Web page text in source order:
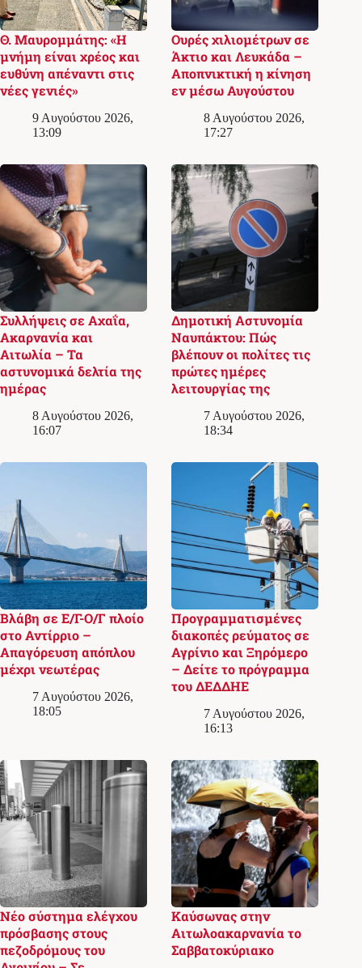
Θ. Μαυρομμάτης: «Η
μνήμη είναι χρέος και
ευθύνη απέναντι στις
νέες γενιές»
9 Αυγούστου 2026,
13:09
Ουρές χιλιομέτρων σε
Άκτιο και Λευκάδα –
Αποπνικτική η κίνηση
εν μέσω Αυγούστου
8 Αυγούστου 2026,
17:27
Συλλήψεις σε Αχαΐα,
Ακαρνανία και
Αιτωλία – Τα
αστυνομικά δελτία της
ημέρας
8 Αυγούστου 2026,
16:07
Δημοτική Αστυνομία
Ναυπάκτου: Πώς
βλέπουν οι πολίτες τις
πρώτες ημέρες
λειτουργίας της
7 Αυγούστου 2026,
18:34
Βλάβη σε Ε/Γ-Ο/Γ πλοίο
στο Αντίρριο –
Απαγόρευση απόπλου
μέχρι νεωτέρας
7 Αυγούστου 2026,
18:05
Προγραμματισμένες
διακοπές ρεύματος σε
Αγρίνιο και Ξηρόμερο
– Δείτε το πρόγραμμα
του ΔΕΔΔΗΕ
7 Αυγούστου 2026,
16:13
Νέο σύστημα ελέγχου
πρόσβασης στους
πεζοδρόμους του
Καύσωνας στην
Αιτωλοακαρνανία το
Σαββατοκύριακο